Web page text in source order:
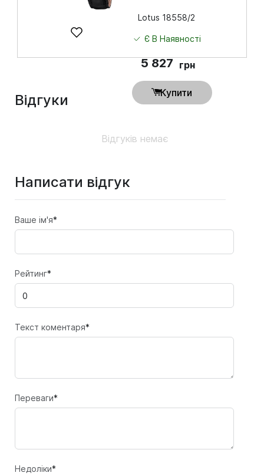
Lotus 18558/2
Є В Наявності
5 827 грн
Купити
Відгуки
Відгуків немає
Написати відгук
Ваше ім'я*
Рейтинг*
Текст коментаря*
Переваги*
Недоліки*